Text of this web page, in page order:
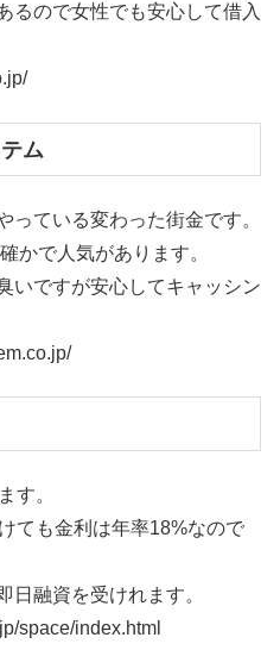
るので女性でも安心して借入
ム
っている変わった街金です。
かで人気があります。
いですが安心してキャッシン
す。
ても金利は年率18%なので
日融資を受けれます。
space/index.html